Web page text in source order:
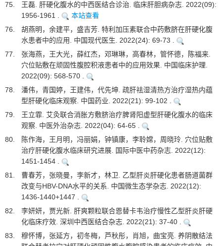
75.
王磊. 肝硬化腹水的中西医结合诊治. 临床肝胆病杂志. 2022(09):
1956-1961 .
本站查看
76.
胡燕明，余建平，盛吉芳. 特利加压素联合中药敷脐在肝硬化腹
水患者中的应用. 中国现代医生. 2022(24): 69-73 .
77.
张海燕，王大光，薛红杰，邓琳琳，高春林，管怀德，陈福来.
穴位贴敷在顽固性腹腔积液患者中的应用效果. 中国临床护理.
2022(09): 568-570 .
78.
潘伟，青国婷，王建伟，代先坤. 疏肝祛湿清热方治疗湿热内蕴
型肝硬化临床观察. 中国药业. 2022(21): 99-102 .
79.
王立霏. 艾灸联合消胀方敷脐治疗脾肾阳虚型肝硬化腹水的临床
观察. 中医外治杂志. 2022(04): 64-65 .
80.
陈作海，王月明，冯丽娟，钟镇康，李聆嫦，周晓玲. 穴位贴敷
治疗肝硬化腹水临床研究进展. 国际中医中药杂志. 2022(12):
1451-1454 .
81.
曹春芳，张晓曼，李新才，林卫. 乙型肝炎肝硬化患者肠道菌群
改变与HBV-DNA水平的关系. 中国微生态学杂志. 2022(12):
1436-1440+1447 .
82.
李妍妍，贾光新. 肝爽颗粒联合恩替卡韦治疗慢性乙型肝炎肝硬
化临床疗效. 深圳中西医结合杂志. 2022(21): 37-40 .
83.
穆怀博，张延方，初冬梅，芦秋彤，肖旭，曲宝亮. 养阴散结法